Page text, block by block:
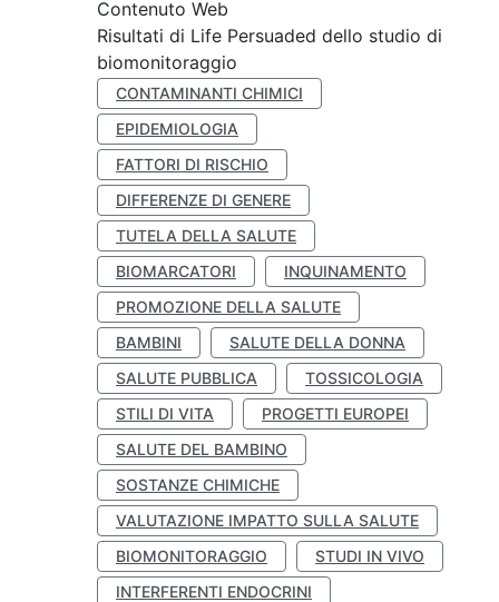
Contenuto Web
Risultati di Life Persuaded dello studio di
biomonitoraggio
CONTAMINANTI CHIMICI
EPIDEMIOLOGIA
FATTORI DI RISCHIO
DIFFERENZE DI GENERE
TUTELA DELLA SALUTE
BIOMARCATORI
INQUINAMENTO
PROMOZIONE DELLA SALUTE
BAMBINI
SALUTE DELLA DONNA
SALUTE PUBBLICA
TOSSICOLOGIA
STILI DI VITA
PROGETTI EUROPEI
SALUTE DEL BAMBINO
SOSTANZE CHIMICHE
VALUTAZIONE IMPATTO SULLA SALUTE
BIOMONITORAGGIO
STUDI IN VIVO
INTERFERENTI ENDOCRINI